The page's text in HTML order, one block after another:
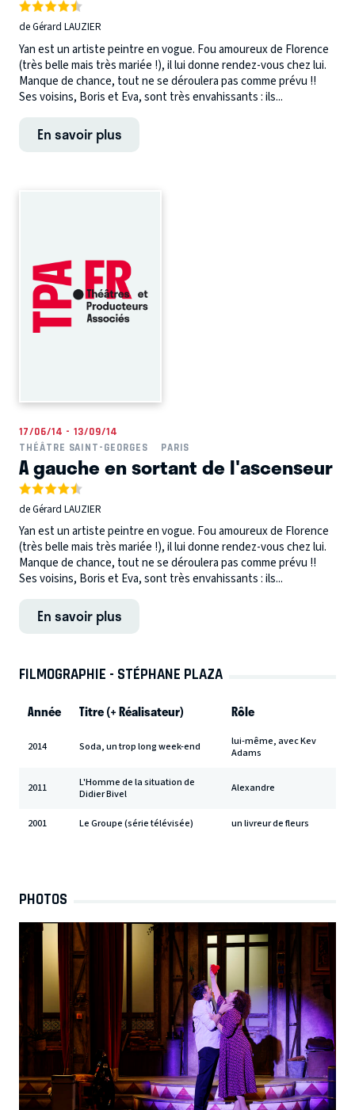
de Gérard LAUZIER
Yan est un artiste peintre en vogue. Fou amoureux de Florence
(très belle mais très mariée !), il lui donne rendez-vous chez lui.
Manque de chance, tout ne se déroulera pas comme prévu !!
Ses voisins, Boris et Eva, sont très envahissants : ils...
En savoir plus
17/06/14 - 13/09/14
THÉÂTRE SAINT-GEORGES
PARIS
A gauche en sortant de l'ascenseur
de Gérard LAUZIER
Yan est un artiste peintre en vogue. Fou amoureux de Florence
(très belle mais très mariée !), il lui donne rendez-vous chez lui.
Manque de chance, tout ne se déroulera pas comme prévu !!
Ses voisins, Boris et Eva, sont très envahissants : ils...
En savoir plus
FILMOGRAPHIE - STÉPHANE PLAZA
Année Titre (+ Réalisateur) Rôle
2014 Soda, un trop long week-end
lui-même, avec Kev
Adams
2011
L'Homme de la situation de
Didier Bivel
Alexandre
2001 Le Groupe (série télévisée) un livreur de fleurs
PHOTOS